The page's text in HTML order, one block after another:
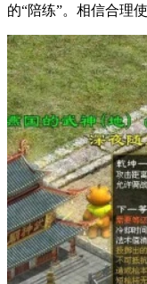
的“陪练”。相信合理